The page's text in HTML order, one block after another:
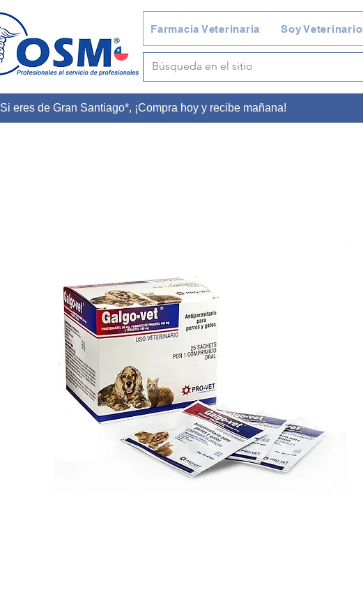
Farmacia Veterinaria Soy Veterinario
Si eres de Gran Santiago*, ¡Compra hoy y recibe mañana!